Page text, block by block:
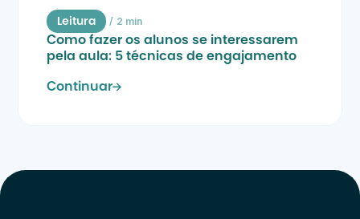
Leitura / 2 min
Como fazer os alunos se interessarem
pela aula: 5 técnicas de engajamento
Continuar